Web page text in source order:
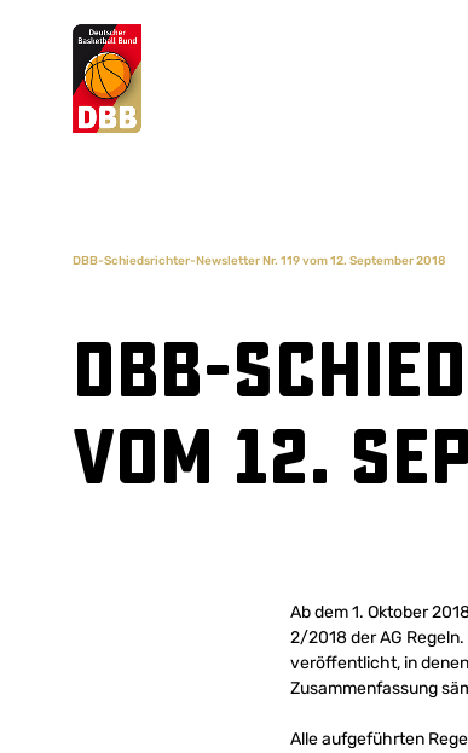
Suchvorschläge
DBB-Schiedsrichter-Newsletter Nr. 119 vom 12. September 2018
DBB-
vom 12.
Ab dem 1. Oktober
2/2018 der AG
veröffentlicht, in
Zusammenfassung
Alle aufgeführten